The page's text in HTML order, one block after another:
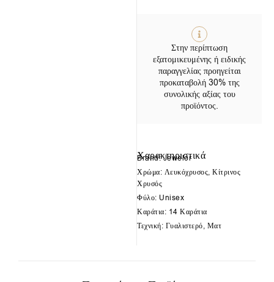
Στην περίπτωση
εξατομικευμένης ή ειδικής
παραγγελίας προηγείται
προκαταβολή 30% της
συνολικής αξίας του
προϊόντος.
Χαρακτηριστικά
Brand: Jewelor
Χρώμα: Λευκόχρυσος, Κίτρινος
Χρυσός
Φύλο: Unisex
Καράτια: 14 Καράτια
Τεχνική: Γυαλιστερό, Ματ